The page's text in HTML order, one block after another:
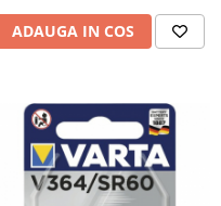
ADAUGA IN COS